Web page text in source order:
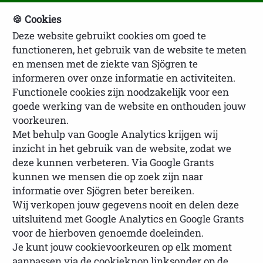
NVSP Ledenlogin
U bevindt zich hier: Homepage
Oude
artikelen
Landelijke contactdag 2024
Sfeerimpressie Landelijke
Contact- en Informatiedag 2024
🍪 Cookies
Deze website gebruikt cookies om goed te
functioneren, het gebruik van de website te meten
en mensen met de ziekte van Sjögren te
informeren over onze informatie en activiteiten.
Functionele cookies zijn noodzakelijk voor een
goede werking van de website en onthouden jouw
voorkeuren.
Met behulp van Google Analytics krijgen wij
inzicht in het gebruik van de website, zodat we
deze kunnen verbeteren. Via Google Grants
kunnen we mensen die op zoek zijn naar
informatie over Sjögren beter bereiken.
Wij verkopen jouw gegevens nooit en delen deze
uitsluitend met Google Analytics en Google Grants
voor de hierboven genoemde doeleinden.
Je kunt jouw cookievoorkeuren op elk moment